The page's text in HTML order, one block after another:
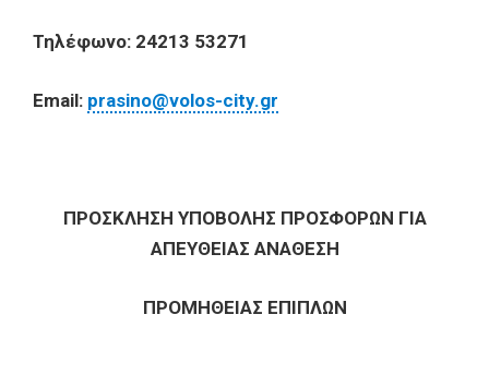
Τηλέφωνο: 24213 53271
Email: prasino@volos-city.gr
ΠΡΟΣΚΛΗΣΗ ΥΠΟΒΟΛΗΣ ΠΡΟΣΦΟΡΩΝ ΓΙΑ
ΑΠΕΥΘΕΙΑΣ ΑΝΑΘΕΣΗ
ΠΡΟΜΗΘΕΙΑΣ ΕΠΙΠΛΩΝ